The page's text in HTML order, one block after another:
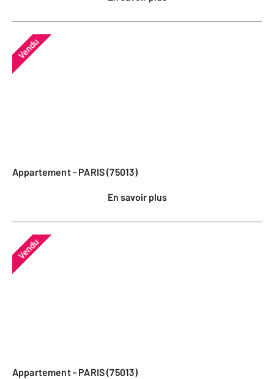
Vendu
Appartement - PARIS (75013)
En savoir plus
Vendu
Appartement - PARIS (75013)